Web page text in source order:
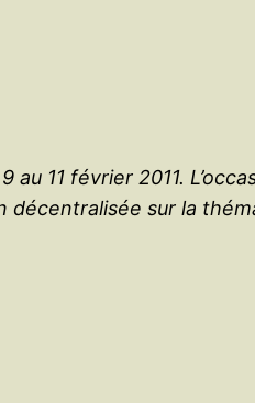
11 février 2011.
décentralisée sur la